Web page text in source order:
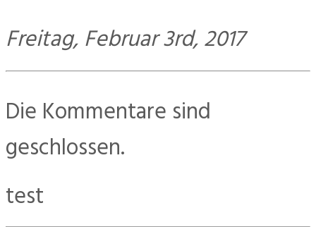
Freitag, Februar 3rd, 2017
Die Kommentare sind
geschlossen.
test